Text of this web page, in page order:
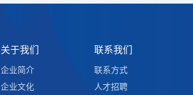
关于我们
企业简介
企业文化
联系我们
联系方式
人才招聘